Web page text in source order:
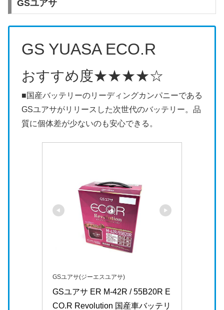
GSユアサ
GS YUASA ECO.R
おすすめ度★★★★☆
■国産バッテリーのリーディングカンパニーである
GSユアサがリリースした次世代のバッテリー。品
質に個体差が少ないのも安心できる。
GSユアサ(ジーエスユアサ)
GSユアサ ER M-42R / 55B20R E
CO.R Revolution 国産車バッテリ